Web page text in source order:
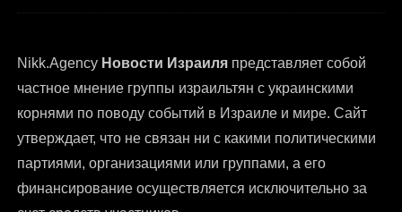
Nikk.Agency Новости Израиля представляет собой
частное мнение группы израильтян с украинскими
корнями по поводу событий в Израиле и мире. Сайт
утверждает, что не связан ни с какими политическими
партиями, организациями или группами, а его
финансирование осуществляется исключительно за